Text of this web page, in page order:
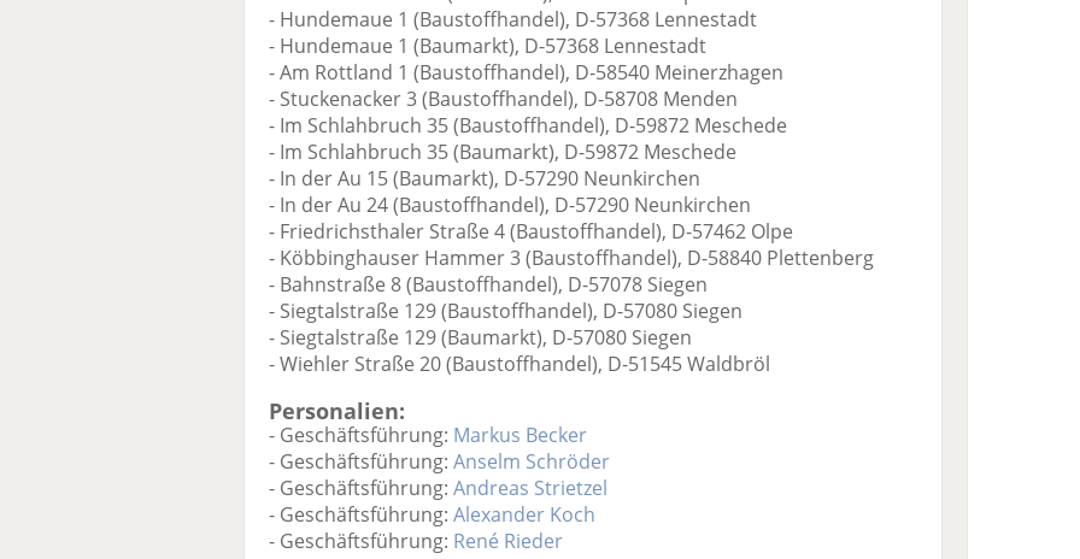
- Hundemaue 1 (Baustoffhandel), D-57368 Lennestadt
- Hundemaue 1 (Baumarkt), D-57368 Lennestadt
- Am Rottland 1 (Baustoffhandel), D-58540 Meinerzhagen
- Stuckenacker 3 (Baustoffhandel), D-58708 Menden
- Im Schlahbruch 35 (Baustoffhandel), D-59872 Meschede
- Im Schlahbruch 35 (Baumarkt), D-59872 Meschede
- In der Au 15 (Baumarkt), D-57290 Neunkirchen
- In der Au 24 (Baustoffhandel), D-57290 Neunkirchen
- Friedrichsthaler Straße 4 (Baustoffhandel), D-57462 Olpe
- Köbbinghauser Hammer 3 (Baustoffhandel), D-58840 Plettenberg
- Bahnstraße 8 (Baustoffhandel), D-57078 Siegen
- Siegtalstraße 129 (Baustoffhandel), D-57080 Siegen
- Siegtalstraße 129 (Baumarkt), D-57080 Siegen
- Wiehler Straße 20 (Baustoffhandel), D-51545 Waldbröl
Personalien:
- Geschäftsführung: Markus Becker
- Geschäftsführung: Anselm Schröder
- Geschäftsführung: Andreas Strietzel
- Geschäftsführung: Alexander Koch
- Geschäftsführung: René Rieder